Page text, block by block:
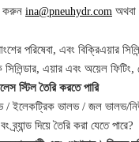
করুন ina@pneuhydr.com
পরিষেবা, এবং বিক্রিএয়ার
এয়ার এবং অয়েল ফিটিং,
স্টিল তৈরি করতে পারি
/ ইলেকট্রিক ভালভ / জল ভালভ/
দিয়ে তৈরি করা যেতে পারে?